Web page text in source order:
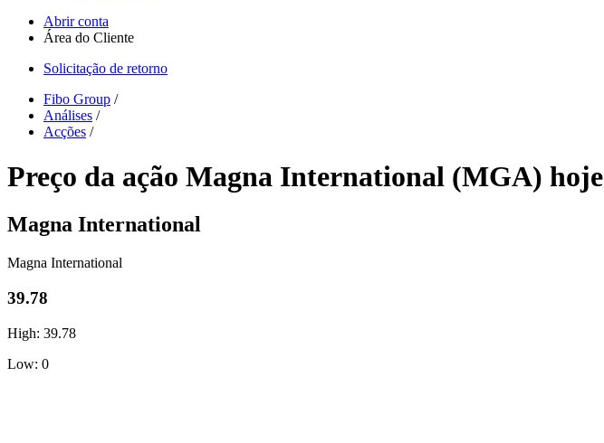
Abrir conta
Área do Cliente
Solicitação de retorno
Fibo Group /
Análises /
Acções /
Preço da ação Magna International (MGA) hoje
Magna International
Magna International
39.78
High: 39.78
Low: 0